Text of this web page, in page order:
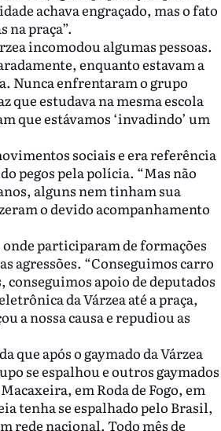
achava engraçado, mas o fato
na praça”.
incomodou algumas pessoas.
enquanto estavam a
Nunca enfrentaram o grupo
que estudava na mesma escola
que estávamos ‘invadindo’ um
sociais e era referência
pegos pela polícia. “Mas não
alguns nem tinham sua
o devido acompanhamento
participaram de formações
agressões. “Conseguimos carro
conseguimos apoio de deputados
da Várzea até a praça,
a nossa causa e repudiou as
após o gaymado da Várzea
se espalhou e outros gaymados
em Roda de Fogo, em
tenha se espalhado pelo Brasil,
rede nacional. Todo mês de